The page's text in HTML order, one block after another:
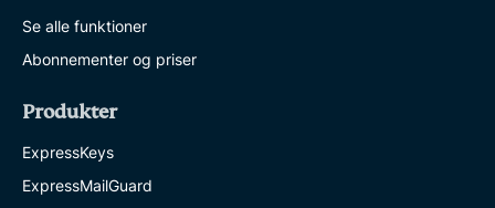
Se alle funktioner
Abonnementer og priser
Produkter
ExpressKeys
ExpressMailGuard